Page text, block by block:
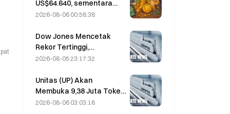
US$64.640, sementara
kerentanan Coldcard
dompet aktif ke level
tertinggi dalam tiga bulan
2026-08-06 00:58:38
Dow Jones Mencetak
Rekor Tertinggi,
Memperpanjang Reli
Perdagangan Semalam;
Investasi AI Mendorong
Kenaikan
2026-08-05 23:17:32
Unitas (UP) Akan
Membuka 9,38 Juta Token
Senilai 3,18 Juta Dolar AS
2026-08-06 03:03:16